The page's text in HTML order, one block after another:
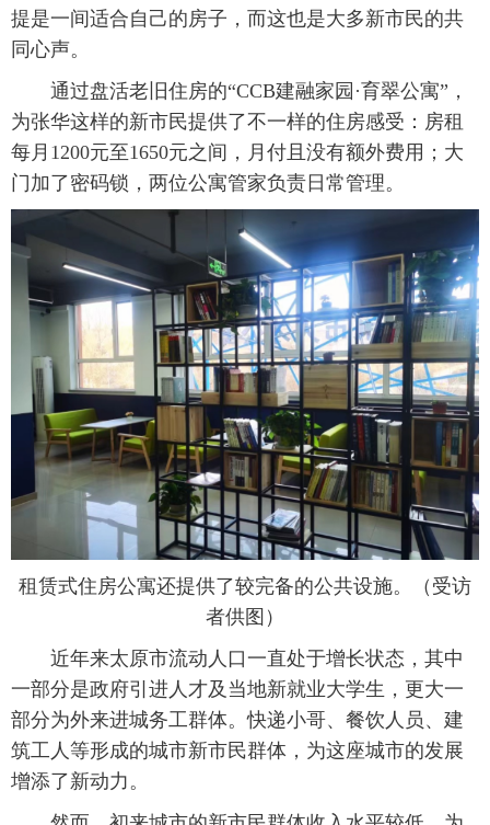
提是一间适合自己的房子，而这也是大多新市民的共
同心声。
通过盘活老旧住房的“CCB建融家园·育翠公寓”，
为张华这样的新市民提供了不一样的住房感受：房租
每月1200元至1650元之间，月付且没有额外费用；大
门加了密码锁，两位公寓管家负责日常管理。
租赁式住房公寓还提供了较完备的公共设施。（受访
者供图）
近年来太原市流动人口一直处于增长状态，其中
一部分是政府引进人才及当地新就业大学生，更大一
部分为外来进城务工群体。快递小哥、餐饮人员、建
筑工人等形成的城市新市民群体，为这座城市的发展
增添了新动力。